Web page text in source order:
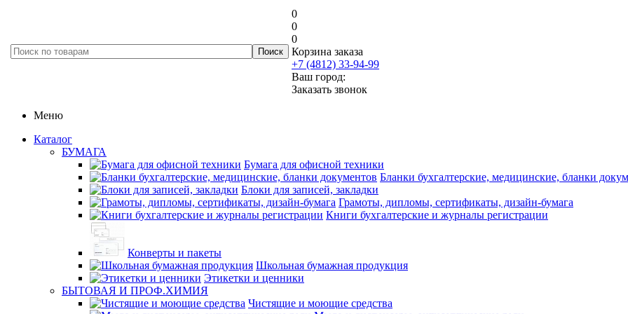
0
0
0
Корзина заказа
+7 (4812) 33-94-99
Ваш город:
Заказать звонок
Меню
Каталог
БУМАГА
Бумага для офисной техники
Бланки бухгалтерские, медицинские, бланки
Блоки для записей, закладки
Грамоты, дипломы, сертификаты, дизайн-бумага
Книги бухгалтерские и журналы регистрации
Конверты и пакеты
Школьная бумажная продукция
Этикетки и ценники
БЫТОВАЯ И ПРОФ.ХИМИЯ
Чистящие и моющие средства